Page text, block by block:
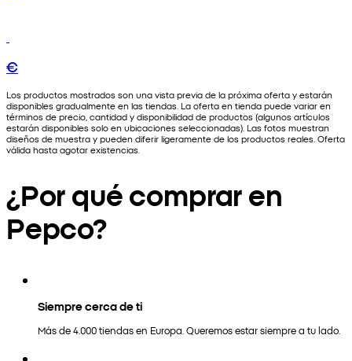
€
Los productos mostrados son una vista previa de la próxima oferta y estarán
disponibles gradualmente en las tiendas. La oferta en tienda puede variar en
términos de precio, cantidad y disponibilidad de productos (algunos artículos
estarán disponibles solo en ubicaciones seleccionadas). Las fotos muestran
diseños de muestra y pueden diferir ligeramente de los productos reales. Oferta
válida hasta agotar existencias.
¿Por qué comprar en
Pepco?
Siempre cerca de ti
Más de 4.000 tiendas en Europa. Queremos estar siempre a tu lado.